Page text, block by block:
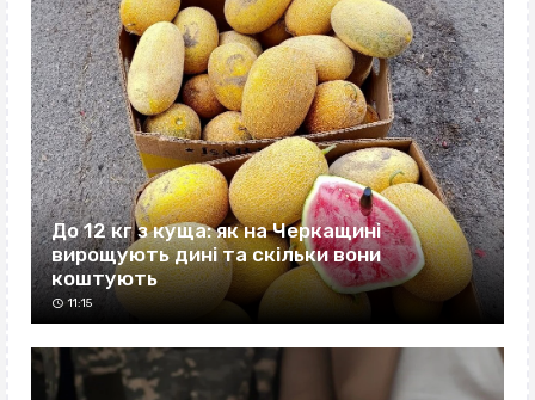
До 12 кг з куща: як на Черкащині
вирощують дині та скільки вони
коштують
11:15